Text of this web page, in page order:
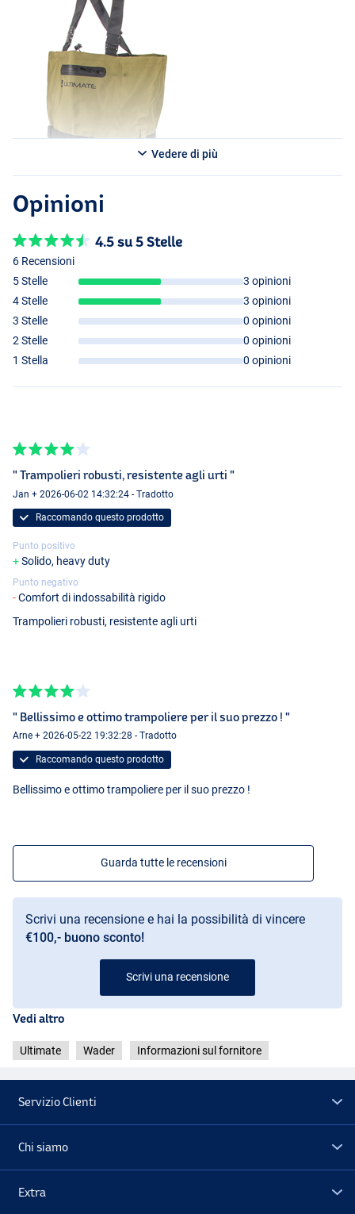
massima affidabilità.
Vedere di più
Opinioni
4.5 su 5 Stelle
6 Recensioni
5 Stelle
3 opinioni
4 Stelle
3 opinioni
3 Stelle
0 opinioni
2 Stelle
0 opinioni
1 Stella
0 opinioni
" Trampolieri robusti, resistente agli urti "
Jan + 2026-06-02 14:32:24 - Tradotto
Raccomando questo prodotto
Punto positivo
Solido, heavy duty
Punto negativo
Comfort di indossabilità rigido
Trampolieri robusti, resistente agli urti
" Bellissimo e ottimo trampoliere per il suo prezzo ! "
Arne + 2026-05-22 19:32:28 - Tradotto
Raccomando questo prodotto
Bellissimo e ottimo trampoliere per il suo prezzo !
Guarda tutte le recensioni
Scrivi una recensione e hai la possibilità di vincere
€100,- buono sconto!
Scrivi una recensione
Vedi altro
Ultimate Wader Informazioni sul fornitore
Servizio Clienti
Chi siamo
Extra